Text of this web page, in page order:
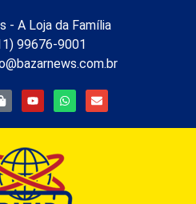
- A Loja da Família
99676-9001